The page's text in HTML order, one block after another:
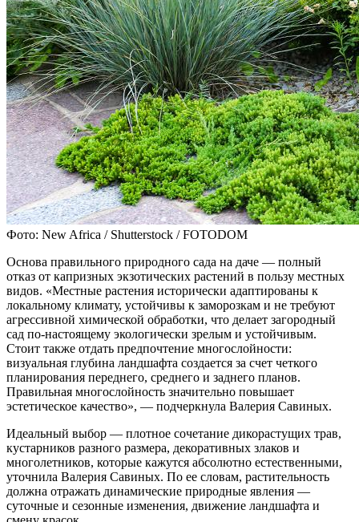
Фото: New Africa / Shutterstock / FOTODOM
Основа правильного природного сада на даче — полный
отказ от капризных экзотических растений в пользу местных
видов. «Местные растения исторически адаптированы к
локальному климату, устойчивы к заморозкам и не требуют
агрессивной химической обработки, что делает загородный
сад по-настоящему экологически зрелым и устойчивым.
Стоит также отдать предпочтение многослойности:
визуальная глубина ландшафта создается за счет четкого
планирования переднего, среднего и заднего планов.
Правильная многослойность значительно повышает
эстетическое качество», — подчеркнула Валерия Савиных.
Идеальный выбор — плотное сочетание дикорастущих трав,
кустарников разного размера, декоративных злаков и
многолетников, которые кажутся абсолютно естественными,
уточнила Валерия Савиных. По ее словам, растительность
должна отражать динамические природные явления —
суточные и сезонные изменения, движение ландшафта и